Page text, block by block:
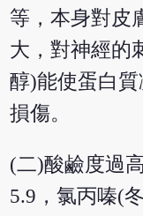
等，本身對皮
大，對神經的
醇)能使蛋白
損傷。
(二)酸鹼度過
5.9，氯丙嗪(